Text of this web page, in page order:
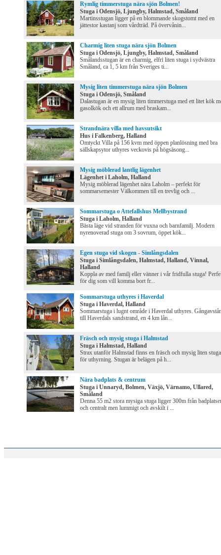
Rymlig timmerstuga nära sjön Bolmen!
Stuga i Odensjö, Ljungby, Halmstad, Småland
Martinsstugan ligger på en blommande skogstomt med en
jättestor kastanj som vårdträd. På övervånin...
Charmig liten stuga nära sjön Bolmen
Stuga i Odensjö, Ljungby, Halmstad, Småland
Smålandsstugan är en charmig, elfri liten stuga i sydvästra
Småland, ca 1, 5 km från Sveriges ti...
Mysig liten timmerstuga nära sjön Bolmen
Stuga i Odensjö, Småland
Dalastugan är en mysig liten timmerstuga med ett litet kök
gasolkök och ett allrum med braskam...
Strandnära villa med havsutsikt
Hus i Falkenberg, Halland
Omtyckt Villa på 156 kvm med öppen planlösning med bra
sällskapsytor uthyres veckovis på högsäsong...
Mysig möblerad lantlig lägenhet
Lägenhet i Laholm, Halland
Mysig möblerad lägenhet nära Laholm – perfekt för
sommarsemester Välkommen till en trevlig och ...
Sommarstuga o Attefallshus Mellbystrand
Stuga i Laholm, Halland
Bästa läge vid stranden för vuxna och barnfamilj. Modern
nyrenoverad stuga om 3 sovrum, öppet kök...
Egen stuga vid skogen - Simlångsdalen
Stuga i Simlångsdalen, Halmstad, Halland, Vinnal,
Halland
Koppla av med familj eller vänner i vår fridfulla stuga!
för dig som vill komma bort fr...
Sommarstuga uthyres i Haverdal
Stuga i Haverdal, Halland
Sommarstuga i lugnt område i Haverdal uthyres.
till Haverdals sandstrand, en 4 km lån...
Fräsch och mysig stuga i Halmstad
Stuga i Halmstad, Halland
Strax utanför Halmstad finns en fräsch och mysig liten stuga
för uthyrning. Stugan är belägen på h...
Nära badplats & centrum
Stuga i Unnaryd, Bolmen, Växjö, Värnamo, Ullared,
Småland
Denna 55 m2 stora mysiga stuga ligger 300m från
och centralt men lummigt och avskilt i ...